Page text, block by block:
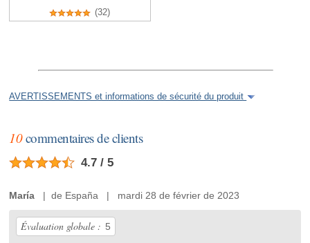
(32)
AVERTISSEMENTS et informations de sécurité du produit
10commentaires de clients
4.7 / 5
María | de España | mardi 28 de février de 2023
Évaluation globale : 5